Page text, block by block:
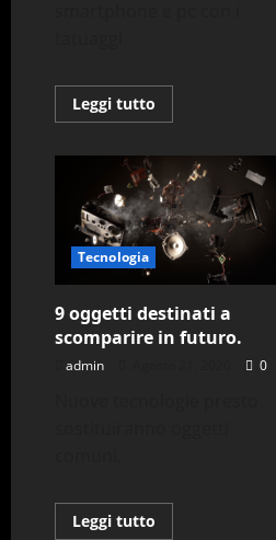
Leggi tutto
di
tatuaggi
che
ci
rendono
dei
cyborg
Tecnologia
9 oggetti destinati a
scomparire in futuro.
admin 0
Leggi tutto
di